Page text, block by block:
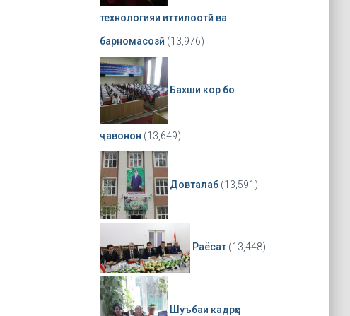
технологияи иттилоотӣ ва
барномасозӣ (13,976)
Бахши кор бо
ҷавонон (13,649)
Довталаб (13,591)
Раёсат (13,448)
Шуъбаи кадрҳо